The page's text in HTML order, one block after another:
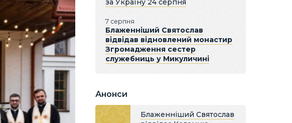
за Україну 24 серпня
7 серпня
Блаженніший Святослав
відвідав відновлений монастир
Згромадження сестер
служебниць у Микуличині
Анонси
Блаженніший Святослав